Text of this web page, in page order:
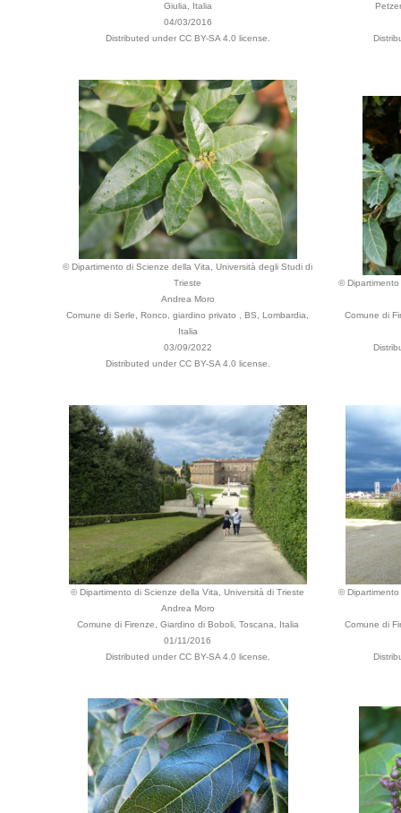
Giulia, Italia
04/03/2016
Distributed under CC BY-SA 4.0 license.
© Dipartimento di Scienze della Vita, Università degli Studi di
Trieste
Andrea Moro
Comune di Serle, Ronco, giardino privato , BS, Lombardia,
Italia
03/09/2022
Distributed under CC BY-SA 4.0 license.
©
Comune di
© Dipartimento di Scienze della Vita, Università di Trieste
Andrea Moro
Comune di Firenze, Giardino di Boboli, Toscana, Italia
01/11/2016
Distributed under CC BY-SA 4.0 license.
©
Comune di